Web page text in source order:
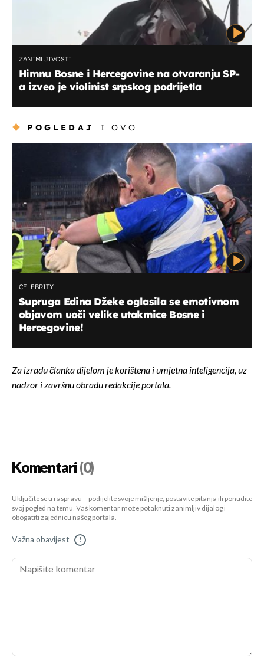
ZANIMLJIVOSTI
Himnu Bosne i Hercegovine na otvaranju SP-
a izveo je violinist srpskog podrijetla
POGLEDAJ I OVO
CELEBRITY
Supruga Edina Džeke oglasila se emotivnom
objavom uoči velike utakmice Bosne i
Hercegovine!
Za izradu članka dijelom je korištena i umjetna inteligencija, uz
nadzor i završnu obradu redakcije portala.
Komentari(0)
Uključite se u raspravu – podijelite svoje mišljenje, postavite pitanja ili ponudite
svoj pogled na temu. Vaš komentar može potaknuti zanimljiv dijalog i
obogatiti zajednicu našeg portala.
Važna obavijest !